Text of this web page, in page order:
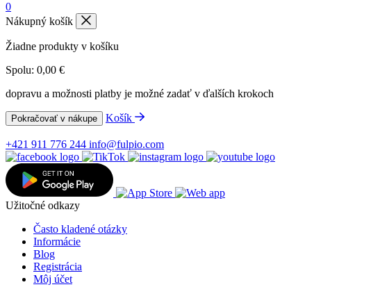
0
Nákupný košík
Žiadne produkty v košíku
Spolu: 0,00 €
dopravu a možnosti platby je možné zadať v ďalších krokoch
Pokračovať v nákupe Košík
+421 911 776 244 info@fulpio.com
Užitočné odkazy
Často kladené otázky
Informácie
Blog
Registrácia
Môj účet